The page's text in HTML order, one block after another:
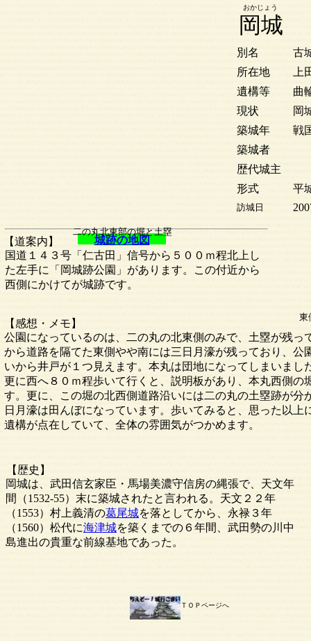
岡城
国道１４３号「仁古田」信号から５００ｍ程北上し
た左手に「岡城跡公園」があります。この付近から
西側にかけてが城跡です。
【感想・メモ】
公園になっているのは、二の丸の北東側のみで、土塁が残っ
から道路を隔てた東側やや南には三日月濠が残っており、公
いから井戸が１つ見えます。本丸は団地になってしまいまし
更に西へ８０ｍ程歩いて行くと、説明板があり、本丸西側の
す。更に、この堀の北西側道路沿いには二の丸の土塁跡が分
日月濠は田んぼになっています。歩いてみると、思った以上
遺構が点在していて、全体の雰囲気がつかめます。
ＴＯＰページへ
東
【歴史】
二の丸北東部の堀と土塁
岡城は、武田信玄家臣・馬場美濃守信房の縄張で、天文年
間（1532-55）末に築城されたと言われる。天文２２年
（1553）村上義清の葛尾城を落としてから、永禄３年
（1560）松代に海津城を築くまでの６年間、武田勢の川中
島進出の貴重な前線基地であった。
城跡の地図
【道案内】
別名
古
所在地
上
遺構等
曲
現状
岡
築城年
戦
築城者
歴代城主
形式
平
訪城日
おかじょう